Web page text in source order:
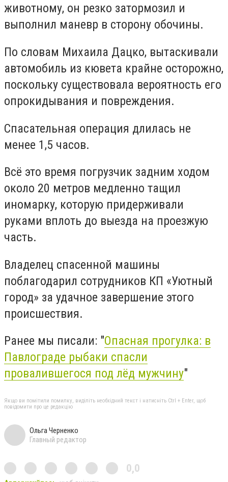
животному, он резко затормозил и
выполнил маневр в сторону обочины.
По словам Михаила Дацко, вытаскивали
автомобиль из кювета крайне осторожно,
поскольку существовала вероятность его
опрокидывания и повреждения.
Спасательная операция длилась не
менее 1,5 часов.
Всё это время погрузчик задним ходом
около 20 метров медленно тащил
иномарку, которую придерживали
руками вплоть до выезда на проезжую
часть.
Владелец спасенной машины
поблагодарил сотрудников КП «Уютный
город» за удачное завершение этого
происшествия.
Ранее мы писали: "Опасная прогулка: в
Павлограде рыбаки спасли
провалившегося под лёд мужчину"
Якщо ви помітили помилку, виділіть необхідний текст і натисніть Ctrl + Enter, щоб
повідомити про це редакцію
Ольга Черненко
Главный редактор
0,0